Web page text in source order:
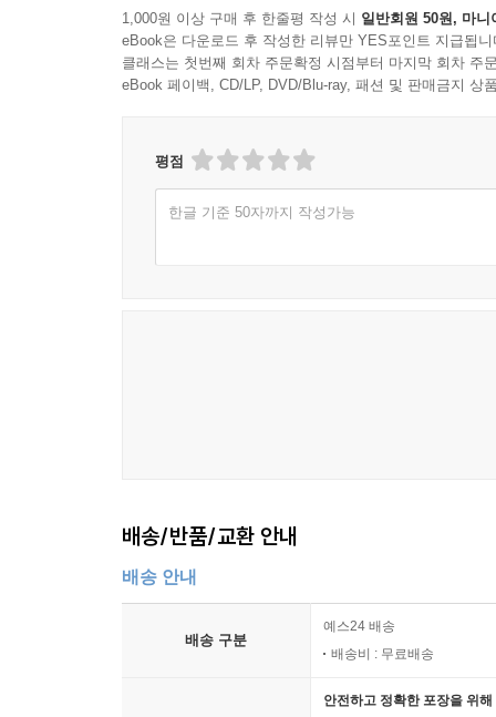
장난치기 좋아하는 나은이와 준이의 이야기를 통
1,000원 이상 구매 후 한줄평 작성 시 일반회원 50원, 마니
eBook은 다운로드 후 작성한 리뷰만 YES포인트 지급됩니
클래스는 첫번째 회차 주문확정 시점부터 마지막 회차 주
eBook 페이백, CD/LP, DVD/Blu-ray, 패션 및 판매금지 상
평점
한글 기준 50자까지 작성가능
배송/반품/교환 안내
배송 안내
배송 구분
예스24 배송
배송비 : 무료배송
안전하고 정확한 포장을 위